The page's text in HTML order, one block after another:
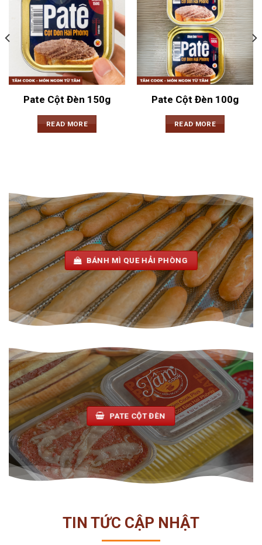
Pate Cột Đèn 150g
READ MORE
Pate Cột Đèn 100g
READ MORE
BÁNH MÌ QUE HẢI PHÒNG
PATE CỘT ĐÈN
TIN TỨC CẬP NHẬT